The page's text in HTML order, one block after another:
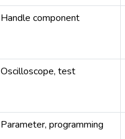
Handle component
Oscilloscope, test
Parameter, programming